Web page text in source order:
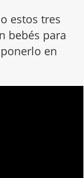
estos tres
bebés para
en